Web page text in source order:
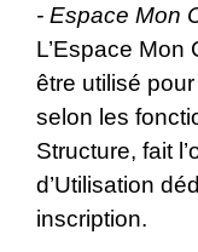
- Espace Mon
L’Espace Mon
être utilisé
selon les
Structure, fait
d’Utilisation
inscription.